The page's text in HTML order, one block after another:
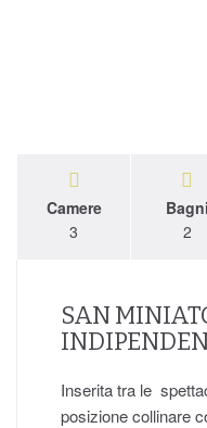
Camere
3
Bagni
2
SAN
Inserita tra le
posizione collinare